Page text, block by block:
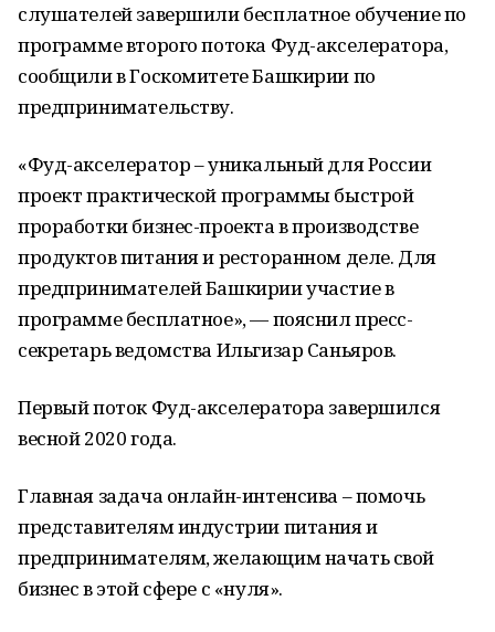
слушателей завершили бесплатное обучение по
программе второго потока Фуд-акселератора,
сообщили в Госкомитете Башкирии по
предпринимательству.
«Фуд-акселератор – уникальный для России
проект практической программы быстрой
проработки бизнес-проекта в производстве
продуктов питания и ресторанном деле. Для
предпринимателей Башкирии участие в
программе бесплатное», — пояснил пресс-
секретарь ведомства Ильгизар Саньяров.
Первый поток Фуд-акселератора завершился
весной 2020 года.
Главная задача онлайн-интенсива – помочь
представителям индустрии питания и
предпринимателям, желающим начать свой
бизнес в этой сфере с «нуля».